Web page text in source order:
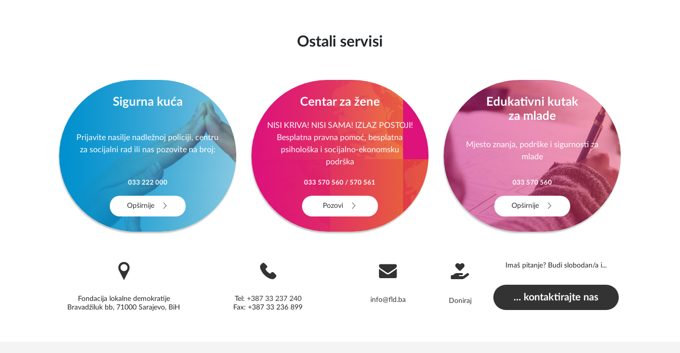
Ostali servisi
Sigurna kuća
Prijavite nasilje nadležnoj policiji, centru
za socijalni rad ili nas pozovite na broj:
033 222 000
Opširnije
Centar za žene
NISI KRIVA! NISI SAMA! IZLAZ POSTOJI!
Besplatna pravna pomoć, besplatna
psihološka i socijalno-ekonomsku
podrška
033 570 560 / 570 561
Pozovi
Edukativni kutak
za mlade
Mjesto znanja, podrške i sigurnosti za
mlade
033 570 560
Opširnije
Fondacija lokalne demokratije
Bravadžiluk bb, 71000 Sarajevo, BiH
Tel: +387 33 237 240
Fax: +387 33 236 899
info@fld.ba Doniraj
Imaš pitanje? Budi slobodan/a i...
... kontaktirajte nas